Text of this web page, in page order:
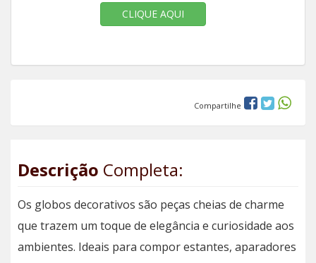
CLIQUE AQUI
Compartilhe
Descrição Completa:
Os globos decorativos são peças cheias de charme
que trazem um toque de elegância e curiosidade aos
ambientes. Ideais para compor estantes, aparadores